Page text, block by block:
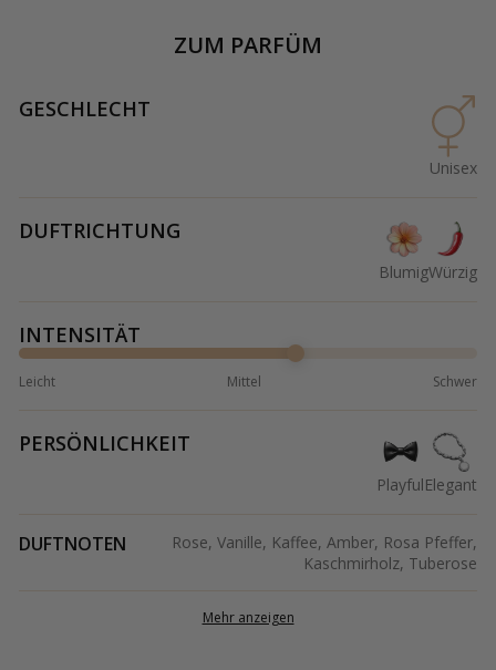
ZUM PARFÜM
GESCHLECHT
Unisex
DUFTRICHTUNG
BlumigWürzig
INTENSITÄT
Leicht Mittel Schwer
PERSÖNLICHKEIT
PlayfulElegant
DUFTNOTEN
Rose, Vanille, Kaffee, Amber, Rosa Pfeffer,
Kaschmirholz, Tuberose
Mehr anzeigen